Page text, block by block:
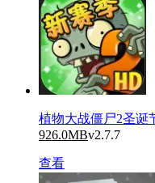
植物大战僵尸2圣诞
926.0MBv2.7.7
查看